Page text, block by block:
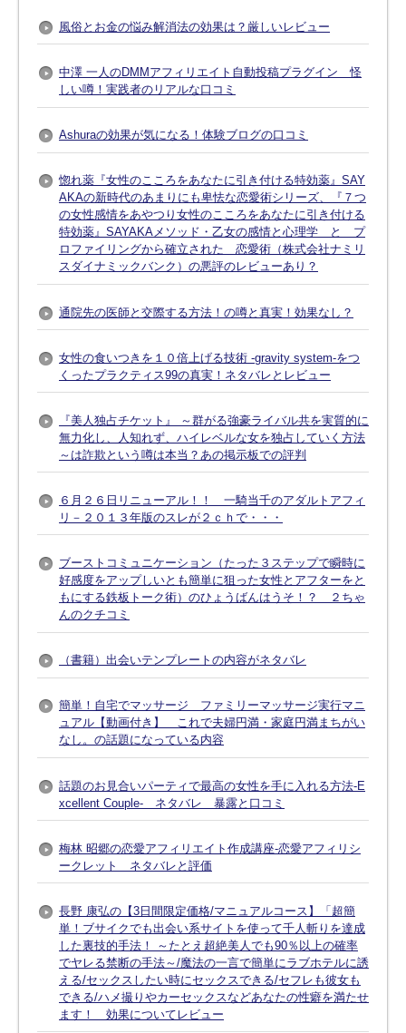
風俗とお金の悩み解消法の効果は？厳しいレビュー
中澤 一人のDMMアフィリエイト自動投稿プラグイン 怪
しい噂！実践者のリアルな口コミ
Ashuraの効果が気になる！体験ブログの口コミ
惚れ薬『女性のこころをあなたに引き付ける特効薬』SAY
AKAの新時代のあまりにも卑怯な恋愛術シリーズ、『７つ
の女性感情をあやつり女性のこころをあなたに引き付ける
特効薬』SAYAKAメソッド・乙女の感情と心理学 と プ
ロファイリングから確立された 恋愛術（株式会社ナミリ
スダイナミックバンク）の悪評のレビューあり？
通院先の医師と交際する方法！の噂と真実！効果なし？
女性の食いつきを１０倍上げる技術 -gravity system-をつ
くったプラクティス99の真実！ネタバレとレビュー
『美人独占チケット』 ～群がる強豪ライバル共を実質的に
無力化し、人知れず、ハイレベルな女を独占していく方法
～は詐欺という噂は本当？あの掲示板での評判
６月２６日リニューアル！！ 一騎当千のアダルトアフィ
リ－２０１３年版のスレが２ｃｈで・・・
ブーストコミュニケーション（たった３ステップで瞬時に
好感度をアップしいとも簡単に狙った女性とアフターをと
もにする鉄板トーク術）のひょうばんはうそ！？ ２ちゃ
んのクチコミ
（書籍）出会いテンプレートの内容がネタバレ
簡単！自宅でマッサージ ファミリーマッサージ実行マニ
ュアル【動画付き】 これで夫婦円満・家庭円満まちがい
なし。の話題になっている内容
話題のお見合いパーティで最高の女性を手に入れる方法-E
xcellent Couple- ネタバレ 暴露と口コミ
梅林 昭郷の恋愛アフィリエイト作成講座-恋愛アフィリシ
ークレット ネタバレと評価
長野 康弘の【3日間限定価格/マニュアルコース】「超簡
単！ブサイクでも出会い系サイトを使って千人斬りを達成
した裏技的手法！ ～たとえ超絶美人でも90％以上の確率
でヤレる禁断の手法～/魔法の一言で簡単にラブホテルに誘
える/セックスしたい時にセックスできる/セフレも彼女も
できる/ハメ撮りやカーセックスなどあなたの性癖を満たせ
ます！ 効果についてレビュー